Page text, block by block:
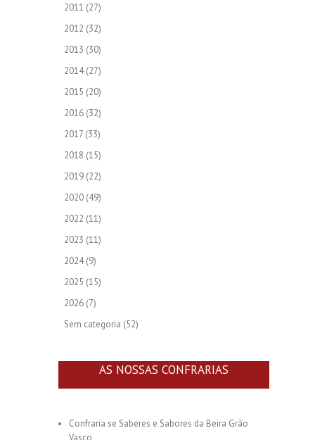
2011 (27)
2012 (32)
2013 (30)
2014(27)
2015 (20)
2016 (32)
2017 (33)
2018 (15)
2019 (22)
2020 (49)
2022 (11)
2023 (11)
2024(9)
2025 (15)
2026 (7)
Sem categoria (52)
AS NOSSAS CONFRARIAS
Confraria se Saberes e Sabores da Beira Grão
Vasco